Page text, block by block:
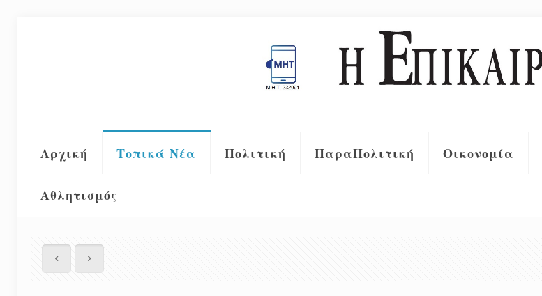
Αρχική Τοπικά Νέα Πολιτική ΠαραΠολιτική Οικονομία
Αθλητισμός